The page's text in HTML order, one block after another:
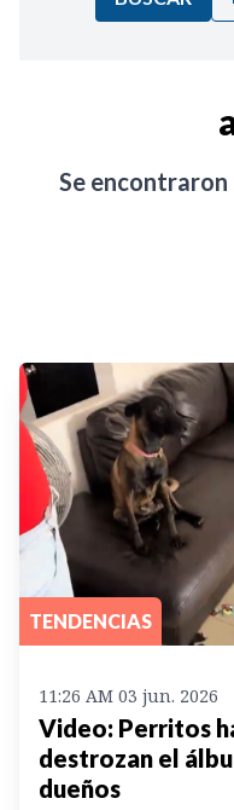
Se encontraron
TENDENCIAS
11:26 AM 03 jun. 2026
Video: Perritos
destrozan el
dueños